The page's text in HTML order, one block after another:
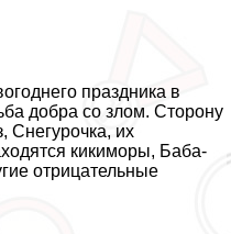
праздника в
добра со злом. Сторону
Снегурочка, их
кикиморы, Баба-
отрицательные